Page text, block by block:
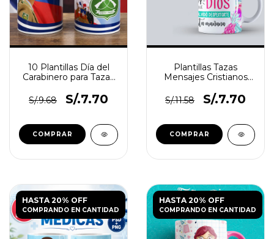
10 Plantillas Día del
Carabinero para Tazas
S/.9.68
S/.7.70
Plantillas Tazas
Mensajes Cristianos
S/.11.58
S/.7.70
HASTA 20% OFF
COMPRANDO EN CANTIDAD
HASTA 20% OFF
COMPRANDO EN CANTIDAD